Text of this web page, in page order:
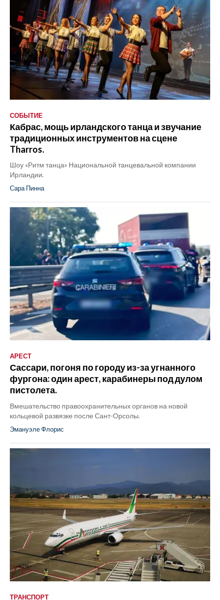
СОБЫТИЕ
Кабрас, мощь ирландского танца и звучание
традиционных инструментов на сцене
Tharros.
Шоу «Ритм танца» Национальной танцевальной компании
Ирландии.
Сара Пинна
АРЕСТ
Сассари, погоня по городу из-за угнанного
фургона: один арест, карабинеры под дулом
пистолета.
Вмешательство правоохранительных органов на новой
кольцевой развязке после Сант-Орсолы.
Эмануэле Флорис
ТРАНСПОРТ